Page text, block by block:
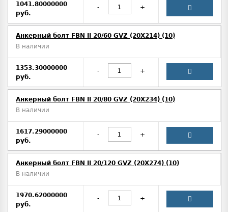
1041.80000000
руб.
- +
Анкерный болт FBN II 20/60 GVZ (20X214) (10)
В наличии
1353.30000000
руб.
- +
Анкерный болт FBN II 20/80 GVZ (20X234) (10)
В наличии
1617.29000000
руб.
- +
Анкерный болт FBN II 20/120 GVZ (20X274) (10)
В наличии
1970.62000000
руб.
- +